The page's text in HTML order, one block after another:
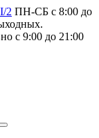
2 ПН-СБ с 8:00 до
с 9:00 до 21:00